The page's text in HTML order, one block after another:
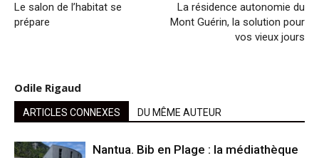
Le salon de l’habitat se
prépare
La résidence autonomie du
Mont Guérin, la solution pour
vos vieux jours
Odile Rigaud
ARTICLES CONNEXES DU MÊME AUTEUR
Nantua. Bib en Plage : la médiathèque